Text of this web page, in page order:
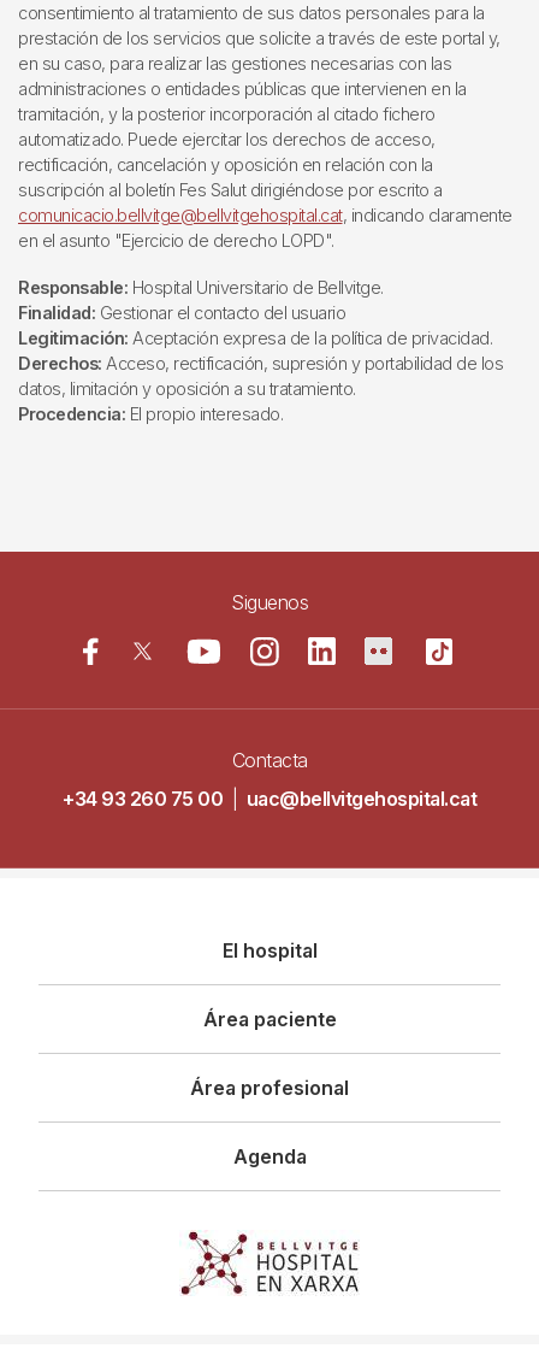
consentimiento al tratamiento de sus datos personales para la
prestación de los servicios que solicite a través de este portal y,
en su caso, para realizar las gestiones necesarias con las
administraciones o entidades públicas que intervienen en la
tramitación, y la posterior incorporación al citado fichero
automatizado. Puede ejercitar los derechos de acceso,
rectificación, cancelación y oposición en relación con la
suscripción al boletín Fes Salut dirigiéndose por escrito a
comunicacio.bellvitge@bellvitgehospital.cat, indicando claramente
en el asunto "Ejercicio de derecho LOPD".
Responsable: Hospital Universitario de Bellvitge.
Finalidad: Gestionar el contacto del usuario
Legitimación: Aceptación expresa de la política de privacidad.
Derechos: Acceso, rectificación, supresión y portabilidad de los
datos, limitación y oposición a su tratamiento.
Procedencia: El propio interesado.
Siguenos
Contacta
+34 93 260 75 00
uac@bellvitgehospital.cat
principal
El hospital
Área paciente
Área profesional
Agenda